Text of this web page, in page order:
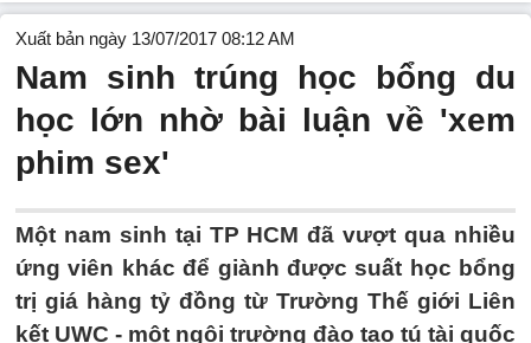
Xuất bản ngày 13/07/2017 08:12 AM
Nam sinh trúng học bổng du
học lớn nhờ bài luận về 'xem
phim sex'
Một nam sinh tại TP HCM đã vượt qua nhiều
ứng viên khác để giành được suất học bổng
trị giá hàng tỷ đồng từ Trường Thế giới Liên
kết UWC - một ngôi trường đào tạo tú tài quốc